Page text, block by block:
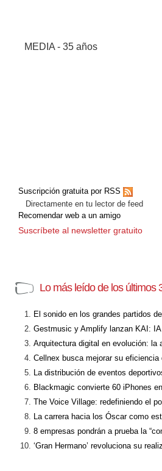
MEDIA - 35 años
Suscripción gratuita por RSS
Directamente en tu lector de feed
Recomendar web a un amigo
Suscríbete al newsletter gratuito
Lo más leído de los últimos
El sonido en los grandes partidos
Gestmusic y Amplify lanzan KAI:
Arquitectura digital en evolución: la
Cellnex busca mejorar su
La distribución de eventos
Blackmagic convierte 60 iPhones
The Voice Village: redefiniendo el
La carrera hacia los Óscar como
8 empresas pondrán a prueba la
‘Gran Hermano’ revoluciona su